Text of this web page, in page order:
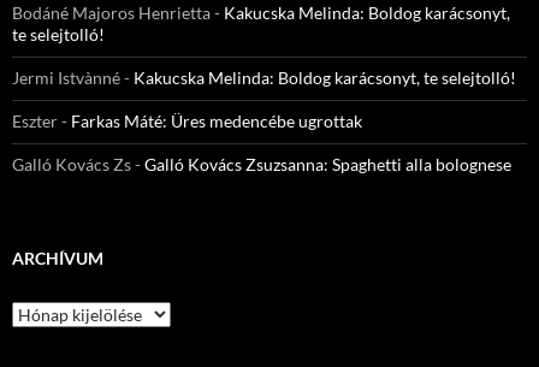
Bodáné Majoros Henrietta- Kakucska Melinda: Boldog karácsonyt,
te selejtolló!
Jermi Istvànné- Kakucska Melinda: Boldog karácsonyt, te selejtolló!
Eszter- Farkas Máté: Üres medencébe ugrottak
Galló Kovács Zs-Galló Kovács Zsuzsanna: Spaghetti alla bolognese
ARCHÍVUM
Archívum